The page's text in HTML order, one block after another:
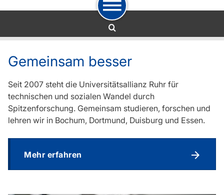
Zum Fuß der Seite mit weiteren Services
Zur Startseite
Gemeinsam besser
Seit 2007 steht die Universitätsallianz Ruhr für
technischen und sozialen Wandel durch
Spitzenforschung. Gemeinsam studieren, forschen und
lehren wir in Bochum, Dortmund, Duisburg und Essen.
Mehr erfahren